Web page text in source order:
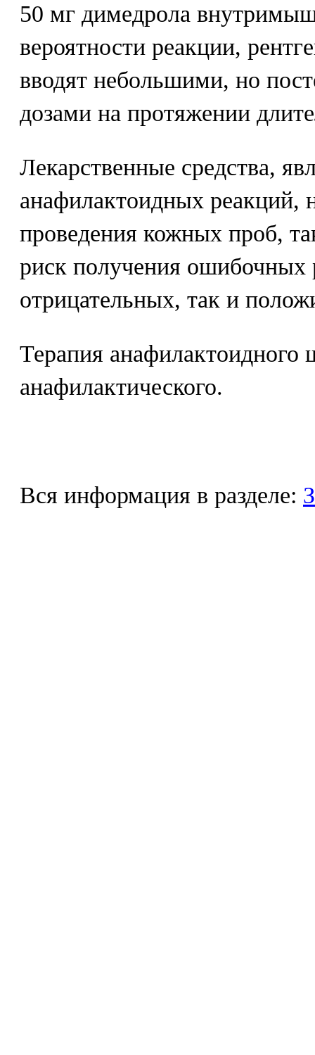
50 мг димедрола
вероятности реакции,
вводят небольшими, но
дозами на протяжении
Лекарственные средства,
анафилактоидных реакций,
проведения кожных проб,
риск получения ошибочных
отрицательных, так и
Терапия анафилактоидного
анафилактического.
Вся информация в разделе: